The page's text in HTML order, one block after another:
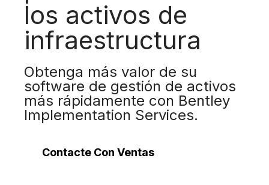
los activos de
infraestructura
Obtenga más valor de su
software de gestión de activos
más rápidamente con Bentley
Implementation Services.
Contacte Con Ventas